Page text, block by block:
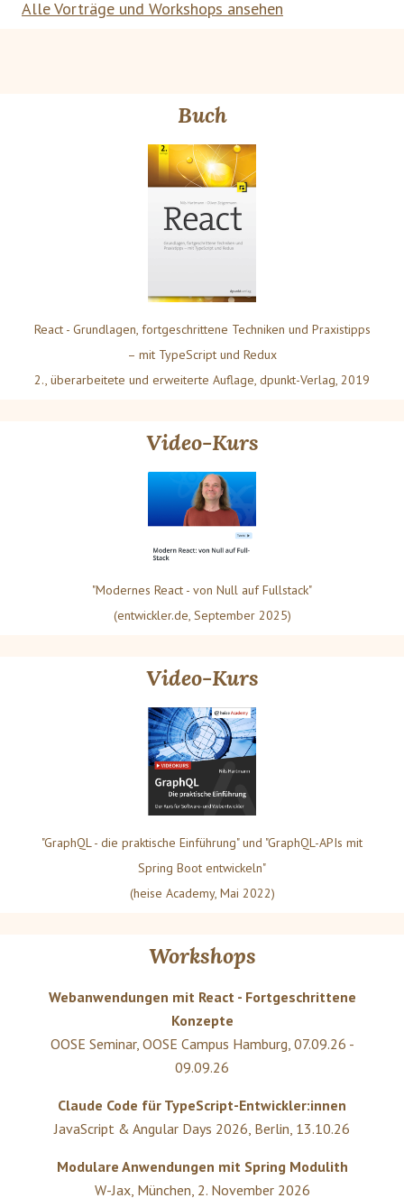
Alle Vorträge und Workshops ansehen
Buch
React - Grundlagen, fortgeschrittene Techniken und Praxistipps
– mit TypeScript und Redux
2., überarbeitete und erweiterte Auflage, dpunkt-Verlag, 2019
Video-Kurs
"Modernes React - von Null auf Fullstack"
(entwickler.de, September 2025)
Video-Kurs
"GraphQL - die praktische Einführung" und "GraphQL-APIs mit
Spring Boot entwickeln"
(heise Academy, Mai 2022)
Workshops
Webanwendungen mit React - Fortgeschrittene
Konzepte
OOSE Seminar, OOSE Campus Hamburg 07.09.26 -
09.09.26
Claude Code für TypeScript-Entwickler:innen
JavaScript & Angular Days 2026 Berlin 13.10.26
Modulare Anwendungen mit Spring Modulith
W-Jax, München 2. November 2026